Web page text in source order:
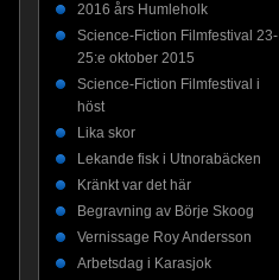
2016 års Humleholk
Science-Fiction Filmfestival 23-
25:e oktober 2015
Science-Fiction Filmfestival i
höst
Lika skor
Lekande fisk i Utnorabäcken
Kränkt var det här
Begravning av Börje Skoog
Vernissage Roy Andersson
Arbetsdag i Karasjok